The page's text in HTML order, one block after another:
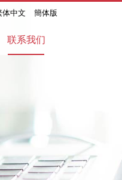
体中文 簡体版
联系我们